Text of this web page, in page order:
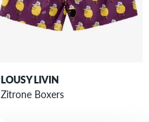
LOUSY LIVIN
Zitrone Boxers